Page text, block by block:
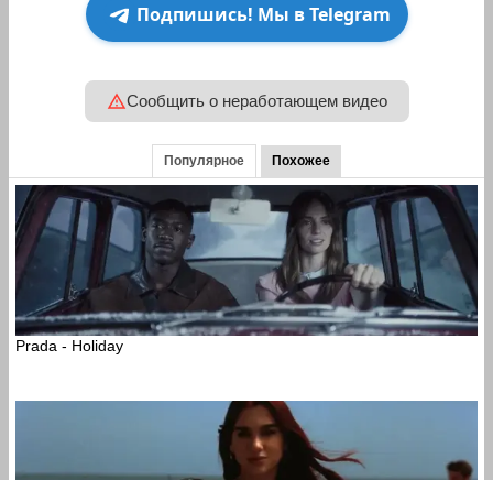
Подпишись! Мы в Telegram
Сообщить о неработающем видео
Популярное Похожее
Prada - Holiday